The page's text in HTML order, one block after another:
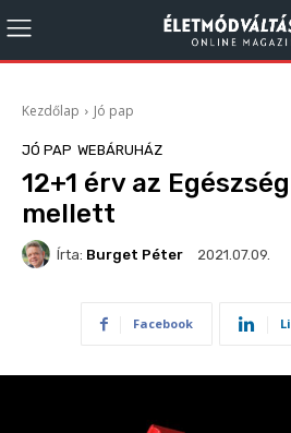
Kezdőlap Jó pap
JÓ PAP WEBÁRUHÁZ
12+1 érv az
mellett
Írta: Burget Péter 2021.07.09.
Facebook